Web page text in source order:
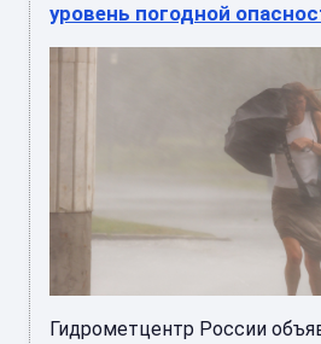
уровень погодной
Гидрометцентр России